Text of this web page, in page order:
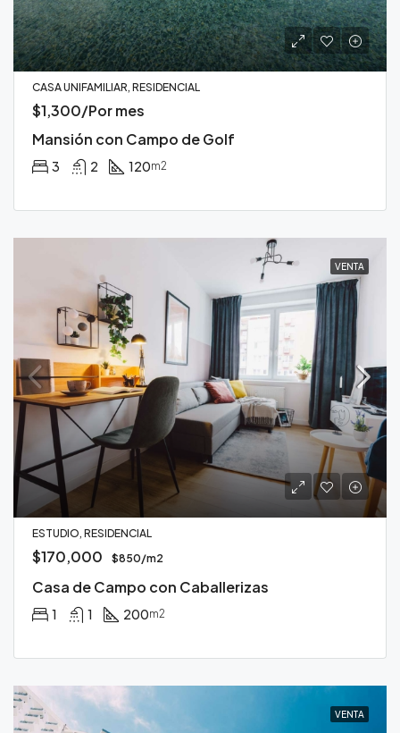
CASA UNIFAMILIAR, RESIDENCIAL
$1,300/Por mes
Mansión con Campo de Golf
3 2 120m2
VENTA
ESTUDIO, RESIDENCIAL
$170,000 $850/m2
Casa de Campo con Caballerizas
1 1 200m2
VENTA